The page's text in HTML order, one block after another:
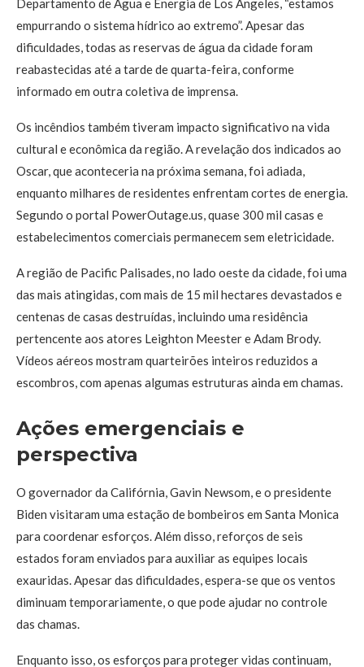
Departamento de Água e Energia de Los Angeles, “estamos
empurrando o sistema hídrico ao extremo”. Apesar das
dificuldades, todas as reservas de água da cidade foram
reabastecidas até a tarde de quarta-feira, conforme
informado em outra coletiva de imprensa.
Os incêndios também tiveram impacto significativo na vida
cultural e econômica da região. A revelação dos indicados ao
Oscar, que aconteceria na próxima semana, foi adiada,
enquanto milhares de residentes enfrentam cortes de energia.
Segundo o portal PowerOutage.us, quase 300 mil casas e
estabelecimentos comerciais permanecem sem eletricidade.
A região de Pacific Palisades, no lado oeste da cidade, foi uma
das mais atingidas, com mais de 15 mil hectares devastados e
centenas de casas destruídas, incluindo uma residência
pertencente aos atores Leighton Meester e Adam Brody.
Vídeos aéreos mostram quarteirões inteiros reduzidos a
escombros, com apenas algumas estruturas ainda em chamas.
Ações emergenciais e
perspectiva
O governador da Califórnia, Gavin Newsom, e o presidente
Biden visitaram uma estação de bombeiros em Santa Monica
para coordenar esforços. Além disso, reforços de seis
estados foram enviados para auxiliar as equipes locais
exauridas. Apesar das dificuldades, espera-se que os ventos
diminuam temporariamente, o que pode ajudar no controle
das chamas.
Enquanto isso, os esforços para proteger vidas continuam,